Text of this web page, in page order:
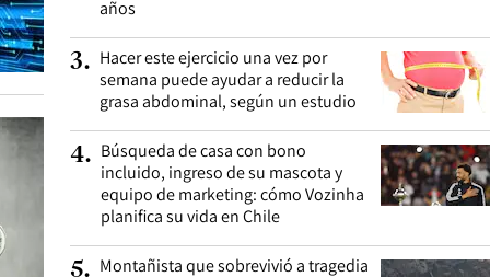
años
3. Hacer este ejercicio una vez por
semana puede ayudar a reducir la
grasa abdominal, según un estudio
4. Búsqueda de casa con bono
incluido, ingreso de su mascota y
equipo de marketing: cómo Vozinha
planifica su vida en Chile
5. Montañista que sobrevivió a tragedia